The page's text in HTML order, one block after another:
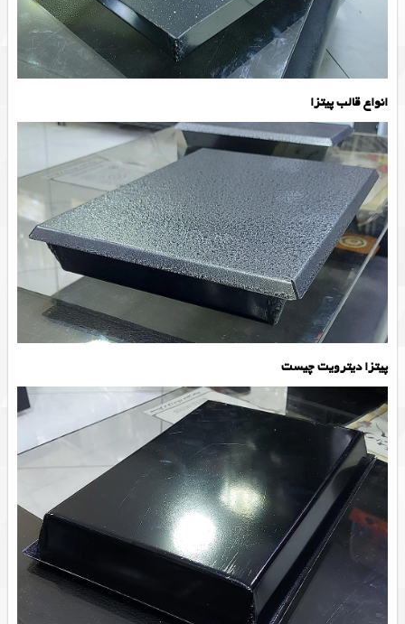
انواع قالب پیتزا
پیتزا دیترویت چیست